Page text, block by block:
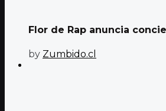
Flor de Rap anuncia
by Zumbido.cl